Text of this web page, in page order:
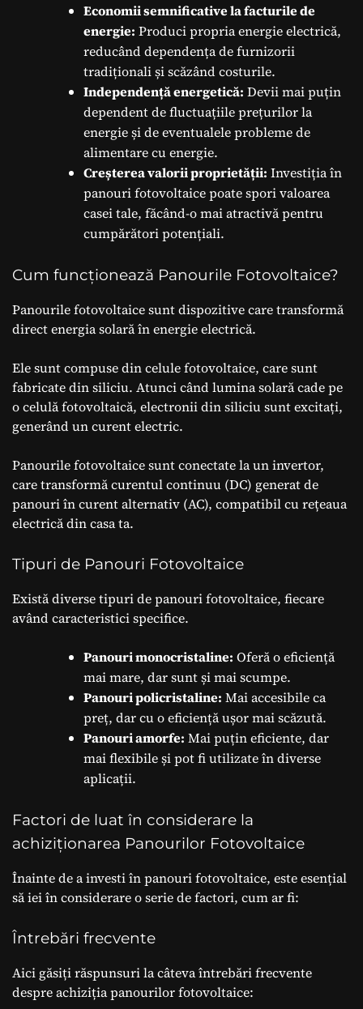
Economii semnificative la facturile de
energie: Produci propria energie electrică,
reducând dependența de furnizorii
tradiționali și scăzând costurile.
Independență energetică: Devii mai puțin
dependent de fluctuațiile prețurilor la
energie și de eventualele probleme de
alimentare cu energie.
Creșterea valorii proprietății: Investiția în
panouri fotovoltaice poate spori valoarea
casei tale, făcând-o mai atractivă pentru
cumpărători potențiali.
Cum funcționează Panourile Fotovoltaice?
Panourile fotovoltaice sunt dispozitive care transformă
direct energia solară în energie electrică.
Ele sunt compuse din celule fotovoltaice, care sunt
fabricate din siliciu. Atunci când lumina solară cade pe
o celulă fotovoltaică, electronii din siliciu sunt excitați,
generând un curent electric.
Panourile fotovoltaice sunt conectate la un invertor,
care transformă curentul continuu (DC) generat de
panouri în curent alternativ (AC), compatibil cu rețeaua
electrică din casa ta.
Tipuri de Panouri Fotovoltaice
Există diverse tipuri de panouri fotovoltaice, fiecare
având caracteristici specifice.
Panouri monocristaline: Oferă o eficiență
mai mare, dar sunt și mai scumpe.
Panouri policristaline: Mai accesibile ca
preț, dar cu o eficiență ușor mai scăzută.
Panouri amorfe: Mai puțin eficiente, dar
mai flexibile și pot fi utilizate în diverse
aplicații.
Factori de luat în considerare la
achiziționarea Panourilor Fotovoltaice
Înainte de a investi în panouri fotovoltaice, este esențial
să iei în considerare o serie de factori, cum ar fi:
Întrebări frecvente
Aici găsiți răspunsuri la câteva întrebări frecvente
despre achiziția panourilor fotovoltaice: